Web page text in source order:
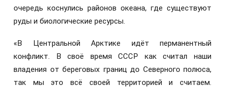
очередь коснулись районов океана, где существуют
руды и биологические ресурсы.
«В Центральной Арктике идёт перманентный
конфликт. В своё время СССР как считал наши
владения от береговых границ до Северного полюса,
так мы это всё своей территорией и считаем.